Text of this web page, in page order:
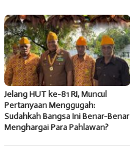
Jelang HUT ke-81 RI, Muncul
Pertanyaan Menggugah:
Sudahkah Bangsa Ini Benar-Benar
Menghargai Para Pahlawan?